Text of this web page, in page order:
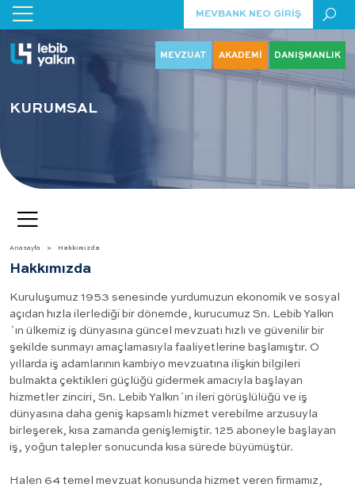
MEVBANK NEO GİRİŞ
MEVZUAT AKADEMİ DANIŞMANLIK
KURUMSAL
Anasayfa Hakkımızda
Hakkımızda
Kuruluşumuz 1953 senesinde yurdumuzun ekonomik ve sosyal
açıdan hızla ilerlediği bir dönemde, kurucumuz Sn. Lebib Yalkın
´ın ülkemiz iş dünyasına güncel mevzuatı hızlı ve güvenilir bir
şekilde sunmayı amaçlamasıyla faaliyetlerine başlamıştır. O
yıllarda iş adamlarının kambiyo mevzuatına ilişkin bilgileri
bulmakta çektikleri güçlüğü gidermek amacıyla başlayan
hizmetler zinciri, Sn. Lebib Yalkın´ın ileri görüşlülüğü ve iş
dünyasına daha geniş kapsamlı hizmet verebilme arzusuyla
birleşerek, kısa zamanda genişlemiştir. 125 aboneyle başlayan
iş, yoğun talepler sonucunda kısa sürede büyümüştür.
Halen 64 temel mevzuat konusunda hizmet veren firmamız,